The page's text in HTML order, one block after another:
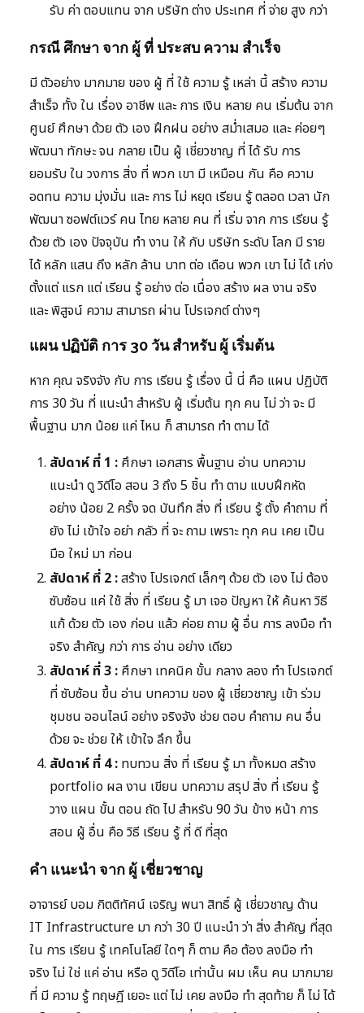
รับ ค่า ตอบแทน จาก บริษัท ต่าง ประเทศ ที่ จ่าย สูง กว่า
กรณี ศึกษา จาก ผู้ ที่ ประสบ ความ สำเร็จ
มี ตัวอย่าง มากมาย ของ ผู้ ที่ ใช้ ความ รู้ เหล่า นี้ สร้าง ความ
สำเร็จ ทั้ง ใน เรื่อง อาชีพ และ การ เงิน หลาย คน เริ่มต้น จาก
ศูนย์ ศึกษา ด้วย ตัว เอง ฝึกฝน อย่าง สม่ำเสมอ และ ค่อยๆ
พัฒนา ทักษะ จน กลาย เป็น ผู้ เชี่ยวชาญ ที่ ได้ รับ การ
ยอมรับ ใน วงการ สิ่ง ที่ พวก เขา มี เหมือน กัน คือ ความ
อดทน ความ มุ่งมั่น และ การ ไม่ หยุด เรียน รู้ ตลอด เวลา นัก
พัฒนา ซอฟต์แวร์ คน ไทย หลาย คน ที่ เริ่ม จาก การ เรียน รู้
ด้วย ตัว เอง ปัจจุบัน ทำ งาน ให้ กับ บริษัท ระดับ โลก มี ราย
ได้ หลัก แสน ถึง หลัก ล้าน บาท ต่อ เดือน พวก เขา ไม่ ได้ เก่ง
ตั้งแต่ แรก แต่ เรียน รู้ อย่าง ต่อ เนื่อง สร้าง ผล งาน จริง
และ พิสูจน์ ความ สามารถ ผ่าน โปรเจกต์ ต่างๆ
แผน ปฏิบัติ การ 30 วัน สำหรับ ผู้ เริ่มต้น
หาก คุณ จริงจัง กับ การ เรียน รู้ เรื่อง นี้ นี่ คือ แผน ปฏิบัติ
การ 30 วัน ที่ แนะนำ สำหรับ ผู้ เริ่มต้น ทุก คน ไม่ ว่า จะ มี
พื้นฐาน มาก น้อย แค่ ไหน ก็ สามารถ ทำ ตาม ได้
สัปดาห์ ที่ 1 : ศึกษา เอกสาร พื้นฐาน อ่าน บทความ
แนะนำ ดู วิดีโอ สอน 3 ถึง 5 ชิ้น ทำ ตาม แบบฝึกหัด
อย่าง น้อย 2 ครั้ง จด บันทึก สิ่ง ที่ เรียน รู้ ตั้ง คำถาม ที่
ยัง ไม่ เข้าใจ อย่า กลัว ที่ จะ ถาม เพราะ ทุก คน เคย เป็น
มือ ใหม่ มา ก่อน
สัปดาห์ ที่ 2 :สร้าง โปรเจกต์ เล็กๆ ด้วย ตัว เอง ไม่ ต้อง
ซับซ้อน แค่ ใช้ สิ่ง ที่ เรียน รู้ มา เจอ ปัญหา ให้ ค้นหา วิธี
แก้ ด้วย ตัว เอง ก่อน แล้ว ค่อย ถาม ผู้ อื่น การ ลงมือ ทำ
จริง สำคัญ กว่า การ อ่าน อย่าง เดียว
สัปดาห์ ที่ 3 : ศึกษา เทคนิค ขั้น กลาง ลอง ทำ โปรเจกต์
ที่ ซับซ้อน ขึ้น อ่าน บทความ ของ ผู้ เชี่ยวชาญ เข้า ร่วม
ชุมชน ออนไลน์ อย่าง จริงจัง ช่วย ตอบ คำถาม คน อื่น
ด้วย จะ ช่วย ให้ เข้าใจ ลึก ขึ้น
สัปดาห์ ที่ 4 : ทบทวน สิ่ง ที่ เรียน รู้ มา ทั้งหมด สร้าง
portfolio ผล งาน เขียน บทความ สรุป สิ่ง ที่ เรียน รู้
วาง แผน ขั้น ตอน ถัด ไป สำหรับ 90 วัน ข้าง หน้า การ
สอน ผู้ อื่น คือ วิธี เรียน รู้ ที่ ดี ที่สุด
คำ แนะนำ จาก ผู้ เชี่ยวชาญ
อาจารย์ บอม กิตติทัศน์ เจริญ พนา สิทธิ์ ผู้ เชี่ยวชาญ ด้าน
IT Infrastructure มา กว่า 30 ปี แนะนำ ว่า สิ่ง สำคัญ ที่สุด
ใน การ เรียน รู้ เทคโนโลยี ใดๆ ก็ ตาม คือ ต้อง ลงมือ ทำ
จริง ไม่ ใช่ แค่ อ่าน หรือ ดู วิดีโอ เท่านั้น ผม เห็น คน มากมาย
ที่ มี ความ รู้ ทฤษฎี เยอะ แต่ ไม่ เคย ลงมือ ทำ สุดท้าย ก็ ไม่ ได้